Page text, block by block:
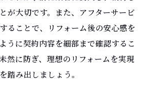
が大切です。また、アフターサービ
ることで、リフォーム後の安心感を
うに契約内容を細部まで確認するこ
然に防ぎ、理想のリフォームを実現
踏み出しましょう。